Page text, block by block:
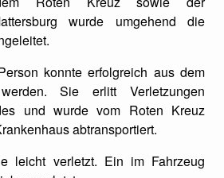
wurde umgehend die
konnte erfolgreich aus dem
Sie erlitt Verletzungen
und wurde vom Roten Kreuz
abtransportiert.
leicht verletzt. Ein im Fahrzeug